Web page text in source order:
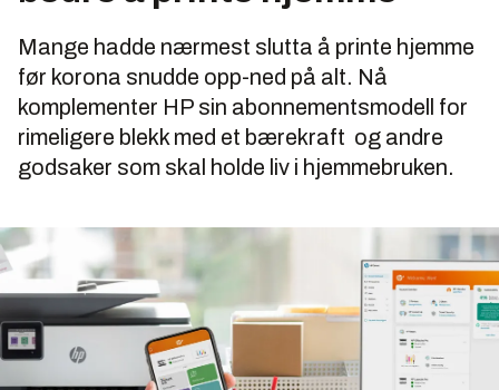
Mange hadde nærmest slutta å printe hjemme
før korona snudde opp-ned på alt. Nå
komplementer HP sin abonnementsmodell for
rimeligere blekk med et bærekraft og andre
godsaker som skal holde liv i hjemmebruken.